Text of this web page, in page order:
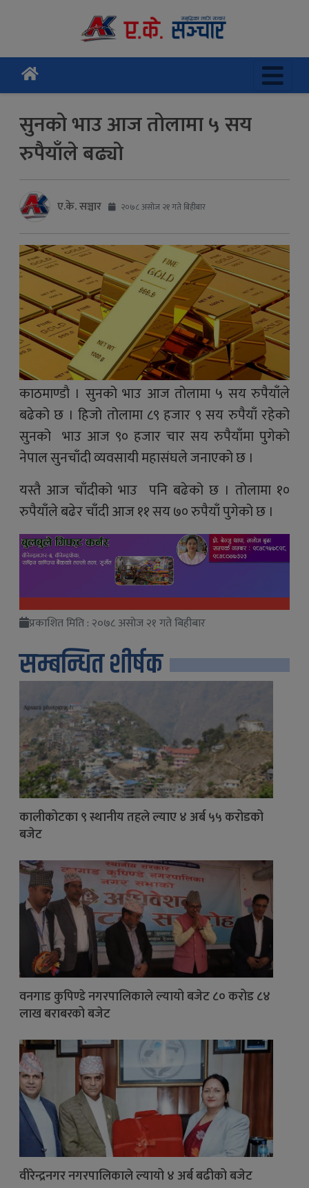
सुनको भाउ आज तोलामा ५ सय
रुपैयाँले बढ्याे
ए.के. सञ्चार २०७८ असोज २१ गते बिहीबार
काठमाण्डाै । सुनको भाउ आज तोलामा ५ सय रुपैयाँले
बढेको छ । हिजो तोलामा ८९ हजार ९ सय रुपैयाँ रहेको
सुनको भाउ आज ९० हजार चार सय रुपैयाँमा पुगेको
नेपाल सुनचाँदी व्यवसायी महासंघले जनाएको छ ।
यस्तै आज चाँदीको भाउ पनि बढेको छ । तोलामा १०
रुपैयाँले बढेर चाँदी आज ११ सय ७० रुपैयाँ पुगेको छ ।
प्रकाशित मिति : २०७८ असोज २१ गते बिहीबार
सम्बन्धित शीर्षक
कालीकोटका ९ स्थानीय तहले ल्याए ४ अर्ब ५५ करोडको
बजेट
वनगाड कुपिण्डे नगरपालिकाले ल्यायो बजेट ८० करोड ८४
लाख बराबरको बजेट
वीरेन्द्रनगर नगरपालिकाले ल्यायो ४ अर्ब बढीको बजेट